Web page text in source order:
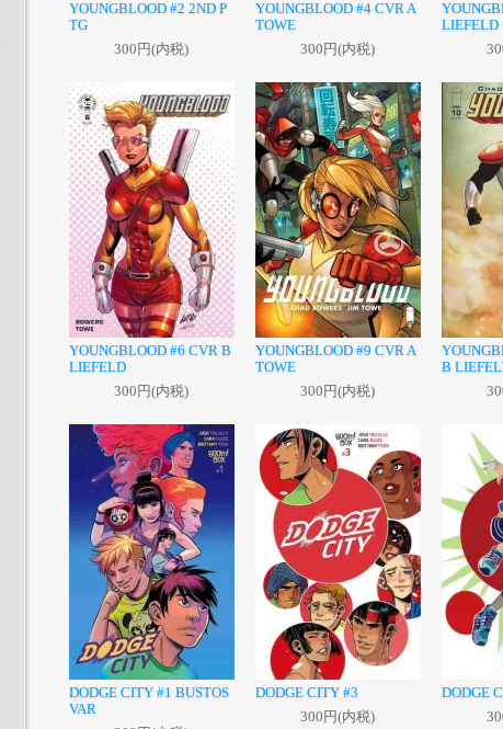
YOUNGBLOOD #2 2ND P
TG
300円(内税)
YOUNGBLOOD #4 CVR A
TOWE
300円(内税)
LIEFELD
YOUNGBLOOD #6 CVR B
LIEFELD
300円(内税)
YOUNGBLOOD #9 CVR A
TOWE
300円(内税)
B
DODGE CITY #1 BUSTOS
VAR
DODGE CITY #3
300円(内税)
DODGE